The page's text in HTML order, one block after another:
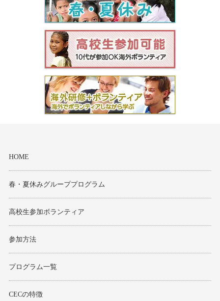
HOME
春・夏休みグループプログラム
高校生参加ボランティア
参加方法
プログラム一覧
CECの特徴